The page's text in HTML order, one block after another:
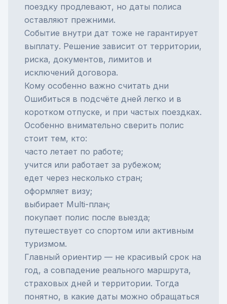
поездку продлевают, но даты полиса
оставляют прежними.
Событие внутри дат тоже не гарантирует
выплату. Решение зависит от территории,
риска, документов, лимитов и
исключений договора.
Кому особенно важно считать дни
Ошибиться в подсчёте дней легко и в
коротком отпуске, и при частых поездках.
Особенно внимательно сверить полис
стоит тем, кто:
часто летает по работе;
учится или работает за рубежом;
едет через несколько стран;
оформляет визу;
выбирает Multi-план;
покупает полис после выезда;
путешествует со спортом или активным
туризмом.
Главный ориентир — не красивый срок на
год, а совпадение реального маршрута,
страховых дней и территории. Тогда
понятно, в какие даты можно обращаться